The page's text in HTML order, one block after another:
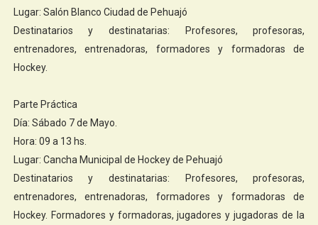
Lugar: Salón Blanco Ciudad de Pehuajó
Destinatarios y destinatarias: Profesores, profesoras,
entrenadores, entrenadoras, formadores y formadoras de
Hockey.
Parte Práctica
Día: Sábado 7 de Mayo.
Hora: 09 a 13 hs.
Lugar: Cancha Municipal de Hockey de Pehuajó
Destinatarios y destinatarias: Profesores, profesoras,
entrenadores, entrenadoras, formadores y formadoras de
Hockey. Formadores y formadoras, jugadores y jugadoras de la